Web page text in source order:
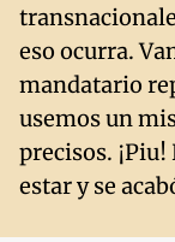
eso ocurra.
mandatario
usemos un
precisos.
estar y se